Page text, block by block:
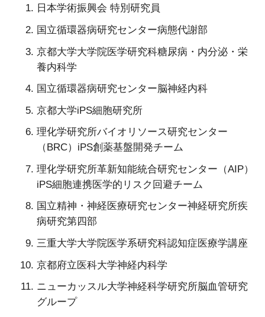
日本学術振興会 特別研究員
国立循環器病研究センター病態代謝部
京都大学大学院医学研究科糖尿病・内分泌・栄
養内科学
国立循環器病研究センター脳神経内科
京都大学iPS細胞研究所
理化学研究所バイオリソース研究センター
（BRC）iPS創薬基盤開発チーム
理化学研究所革新知能統合研究センター（AIP）
iPS細胞連携医学的リスク回避チーム
国立精神・神経医療研究センター神経研究所疾
病研究第四部
三重大学大学院医学系研究科認知症医療学講座
京都府立医科大学神経内科学
ニューカッスル大学神経科学研究所脳血管研究
グループ